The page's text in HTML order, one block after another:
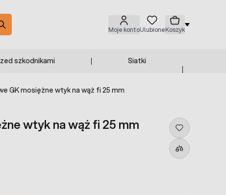
Moje kontoUlubioneKoszyk
szkodnikami Siatki
GK mosiężne wtyk na wąż fi 25 mm
wtyk na wąż fi 25 mm